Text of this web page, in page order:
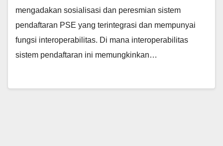
mengadakan sosialisasi dan peresmian sistem
pendaftaran PSE yang terintegrasi dan mempunyai
fungsi interoperabilitas. Di mana interoperabilitas
sistem pendaftaran ini memungkinkan…